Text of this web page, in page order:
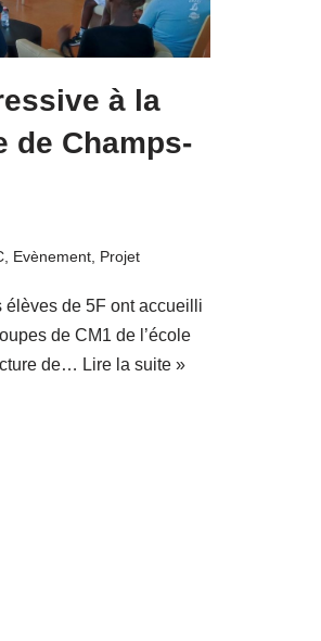
à la
de Champs-
, Evènement, Projet
de 5F ont accueilli
de CM1 de l’école
de… Lire la suite »